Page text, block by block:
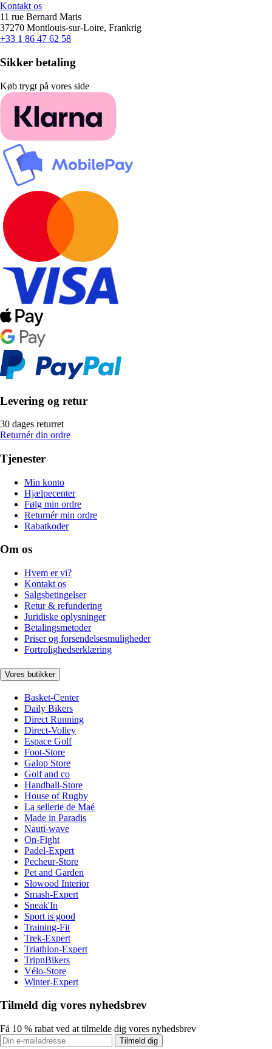
Kontakt os
11 rue Bernard Maris
37270 Montlouis-sur-Loire, Frankrig
+33 1 86 47 62 58
Sikker betaling
Køb trygt på vores side
Levering og retur
30 dages returret
Returnér din ordre
Tjenester
Min konto
Hjælpecenter
Følg min ordre
Returnér min ordre
Rabatkoder
Om os
Hvem er vi?
Kontakt os
Salgsbetingelser
Retur & refundering
Juridiske oplysninger
Betalingsmetoder
Priser og forsendelsesmuligheder
Fortrolighedserklæring
Vores butikker
Basket-Center
Daily Bikers
Direct Running
Direct-Volley
Espace Golf
Foot-Store
Galop Store
Golf and co
Handball-Store
House of Rugby
La sellerie de Maé
Made in Paradis
Nauti-wave
On-Fight
Padel-Expert
Pecheur-Store
Pet and Garden
Slowood Interior
Smash-Expert
Sneak'In
Sport is good
Training-Fit
Trek-Expert
Triathlon-Expert
TripnBikers
Vélo-Store
Winter-Expert
Tilmeld dig vores nyhedsbrev
Få 10 % rabat ved at tilmelde dig vores nyhedsbrev
Tilmeld dig